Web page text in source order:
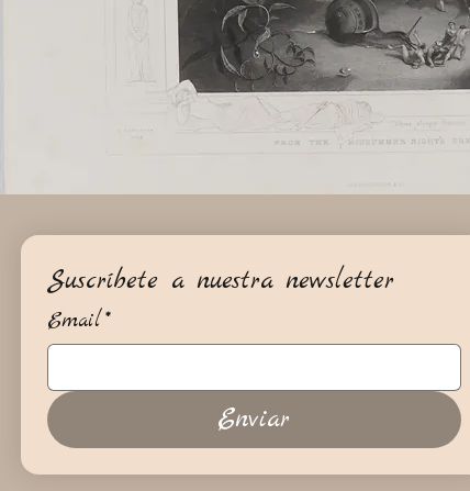
Suscríbete a nuestra newsletter
Email*
Enviar